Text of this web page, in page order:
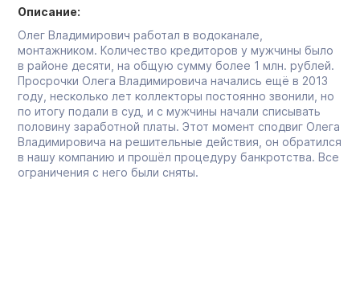
Описание:
Олег Владимирович работал в водоканале,
монтажником. Количество кредиторов у мужчины было
в районе десяти, на общую сумму более 1 млн. рублей.
Просрочки Олега Владимировича начались ещё в 2013
году, несколько лет коллекторы постоянно звонили, но
по итогу подали в суд, и с мужчины начали списывать
половину заработной платы. Этот момент сподвиг Олега
Владимировича на решительные действия, он обратился
в нашу компанию и прошёл процедуру банкротства. Все
ограничения с него были сняты.